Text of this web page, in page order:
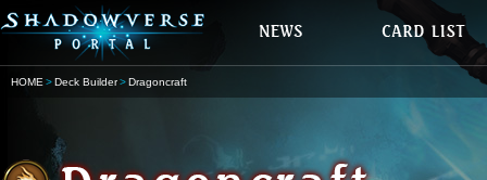
HOME Deck Builder Dragoncraft